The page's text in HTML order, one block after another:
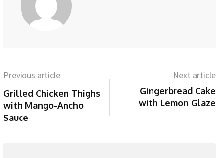
Previous article
Grilled Chicken Thighs
with Mango-Ancho
Sauce
Next article
Gingerbread Cake
with Lemon Glaze